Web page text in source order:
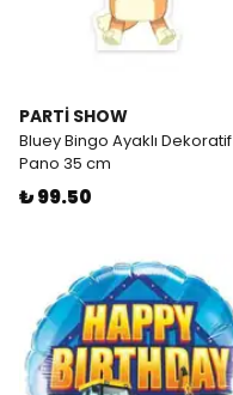
PARTİ SHOW
Bluey Bingo Ayaklı Dekoratif
Pano 35 cm
₺ 99.50